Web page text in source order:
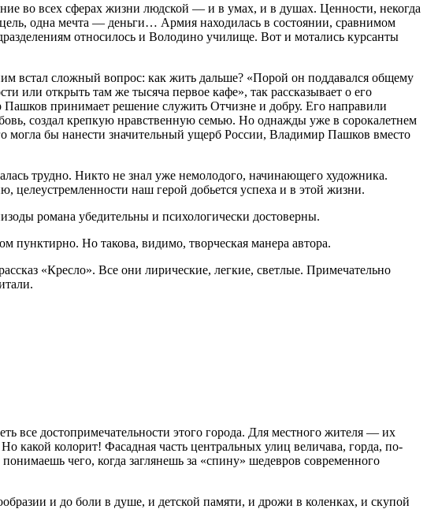
во всех сферах жизни людской — и в умах, и в душах. Ценности, некогда
одна мечта — деньги… Армия находилась в состоянии, сравнимом
относилось и Володино училище. Вот и мотались курсанты
встал сложный вопрос: как жить дальше? «Порой он поддавался общему
или открыть там же тысяча первое кафе», так рассказывает о его
Пашков принимает решение служить Отчизне и добру. Его направили
создал крепкую нравственную семью. Но однажды уже в сорокалетнем
могла бы нанести значительный ущерб России, Владимир Пашков вместо
трудно. Никто не знал уже немолодого, начинающего художника.
целеустремленности наш герой добьется успеха и в этой жизни.
романа убедительны и психологически достоверны.
пунктирно. Но такова, видимо, творческая манера автора.
«Кресло». Все они лирические, легкие, светлые. Примечательно
достопримечательности этого города. Для местного жителя — их
какой колорит! Фасадная часть центральных улиц величава, горда, по-
чего, когда заглянешь за «спину» шедевров современного
и до боли в душе, и детской памяти, и дрожи в коленках, и скупой